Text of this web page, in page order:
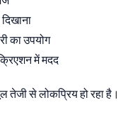
का उपयोग
में मदद
तेजी से लोकप्रिय हो रहा है।